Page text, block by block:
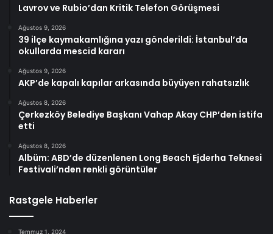
Lavrov ve Rubio’dan Kritik Telefon Görüşmesi
Ağustos 9, 2026
39 ilçe kaymakamlığına yazı gönderildi: İstanbul’da
okullarda mescid kararı
Ağustos 9, 2026
AKP’de kapalı kapılar arkasında büyüyen rahatsızlık
Ağustos 8, 2026
Çerkezköy Belediye Başkanı Vahap Akay CHP’den istifa
etti
Ağustos 8, 2026
Albüm: ABD’de düzenlenen Long Beach Ejderha Teknesi
Festivali’nden renkli görüntüler
Rastgele Haberler
Temmuz 1, 2024